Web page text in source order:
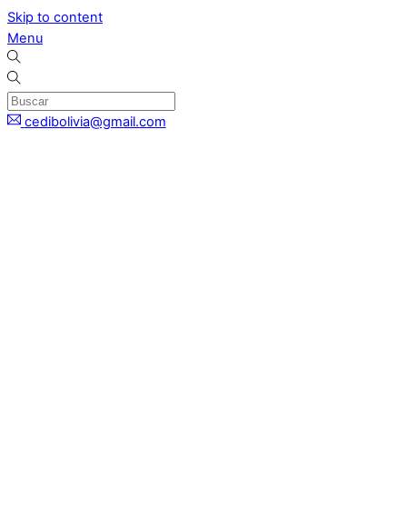
Skip to content
Menu
cedibolivia@gmail.com